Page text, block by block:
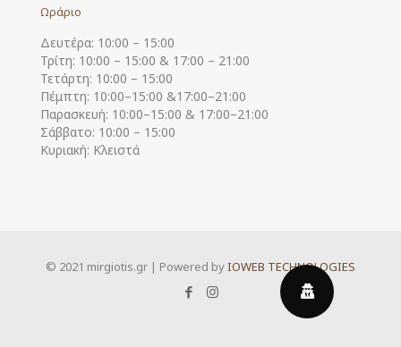
Ωράριο
Δευτέρα: 10:00 – 15:00
Τρίτη: 10:00 – 15:00 & 17:00 – 21:00
Τετάρτη: 10:00 – 15:00
Πέμπτη: 10:00–15:00 &17:00–21:00
Παρασκευή: 10:00–15:00 & 17:00–21:00
Σάββατο: 10:00 – 15:00
Κυριακή: Κλειστά
© 2021 mirgiotis.gr | Powered byIOWEB TECHNOLOGIES